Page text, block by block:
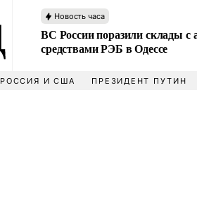
Новость часа
ВС России поразили склады с
средствами РЭБ в Одессе
РОССИЯ И США ПРЕЗИДЕНТ ПУТИН